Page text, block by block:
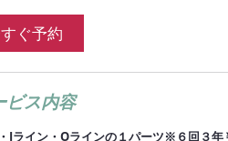
ぐ予約
ビス内容
Iライン・Oラインの１パーツ※６回３